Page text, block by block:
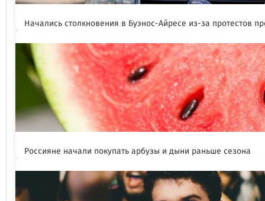
Начались столкновения в Буэнос-Айресе из-за протестов
Россияне начали покупать арбузы и дыни раньше сезона